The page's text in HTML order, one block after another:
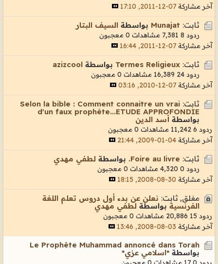
آخر مشاركة 07-12-2011, 17:10
ثابت: Munajat بواسطة السيف البتار
ردود 8 7,381 مشاهدات
0 معجبون
آخر مشاركة 07-12-2011, 16:44
ثابت: Termes Religieux بواسطة azizcool
ردود 24 16,389 مشاهدات
0 معجبون
آخر مشاركة 07-12-2010, 03:16
ثابت: Selon la bible : Comment connaitre un vrai
d'un faux prophéte...ETUDE APPROFONDIE
بواسطة أسد الدين
ردود 6 11,242 مشاهدات
0 معجبون
آخر مشاركة 04-01-2009, 21:44
ثابت: Foire au livre. بواسطة لطفي مهدي
ردود 0 4,320 مشاهدات
0 معجبون
آخر مشاركة 30-08-2008, 18:15
مغلق, ثابت: نعلن عن بدء أول دروس تعلم اللغة
الفرنسية بواسطة لطفي مهدي
ردود 15 20,886 مشاهدات
0 معجبون
آخر مشاركة 03-08-2008, 13:46
Le Prophète Muhammad annoncé dans Torah
بواسطة *اسلامي عزي*
ردود 0 17 مشاهدات
0 معجبون